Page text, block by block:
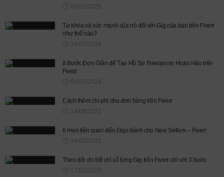
05/02/2025
Từ khóa và sức mạnh của nó đối với Gig của bạn trên Fiverr
như thế nào?
18/07/2024
8 Bước Đơn Giản để Tạo Hồ Sơ Freelancer Hoàn Hảo trên
Fiverr
04/05/2024
Cách thêm chi phí cho đơn hàng trên Fiverr
14/06/2021
6 mẹo liên quan đến Gigs dành cho New Sellers – Fiverr
24/05/2021
Theo dõi chi tiết chỉ số từng Gig trên Fiverr chỉ với 3 bước
17/03/2020